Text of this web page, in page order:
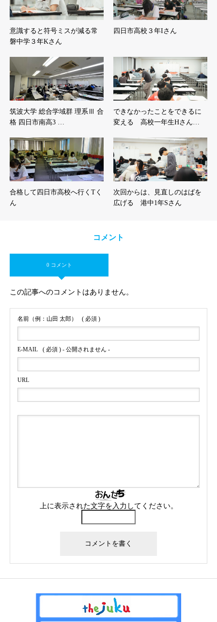
意識すると符号ミスが減る常
磐中学３年Kさん
四日市高校３年Iさん
筑波大学 総合学域群 理系Ⅲ 合
格 四日市南高3 …
できなかったことをできるに
変える 高校一年生Hさん…
合格して四日市高校へ行くTく
ん
次回からは、見直しのはばを
広げる 港中1年Sさん
コメント
0 コメント
この記事へのコメントはありません。
名前（例：山田 太郎） ( 必須 )
E-MAIL ( 必須 ) - 公開されません -
URL
上に表示された文字を入力してください。